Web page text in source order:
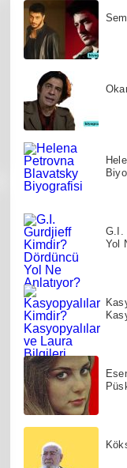
G.I.
Yol